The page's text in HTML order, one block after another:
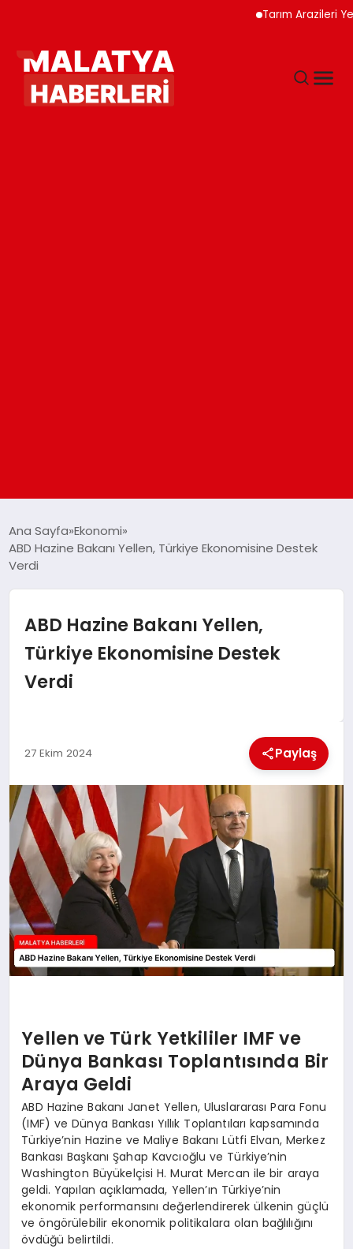
Tarım Arazileri Yeni
GÜNDEM
DÜNYA
EĞITIM
MAGAZIN
SAĞLIK
SIYASET
SPOR
TEKNOLOJI
Ana Sayfa Ekonomi
ABD Hazine Bakanı Yellen, Türkiye Ekonomisine Destek
Verdi
ABD Hazine Bakanı Yellen,
Türkiye Ekonomisine Destek
Verdi
27 Ekim 2024 Paylaş
Yellen ve Türk Yetkililer IMF ve
Dünya Bankası Toplantısında Bir
Araya Geldi
ABD Hazine Bakanı Janet Yellen, Uluslararası Para Fonu
(IMF) ve Dünya Bankası Yıllık Toplantıları kapsamında
Türkiye’nin Hazine ve Maliye Bakanı Lütfi Elvan, Merkez
Bankası Başkanı Şahap Kavcıoğlu ve Türkiye’nin
Washington Büyükelçisi H. Murat Mercan ile bir araya
geldi. Yapılan açıklamada, Yellen’ın Türkiye’nin
ekonomik performansını değerlendirerek ülkenin güçlü
ve öngörülebilir ekonomik politikalara olan bağlılığını
övdüğü belirtildi.